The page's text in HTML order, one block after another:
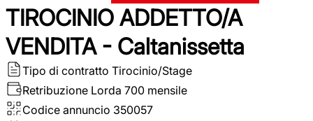
TIROCINIO ADDETTO/A
VENDITA - Caltanissetta
Tipo di contratto Tirocinio/Stage
Retribuzione Lorda 700 mensile
Codice annuncio 350057